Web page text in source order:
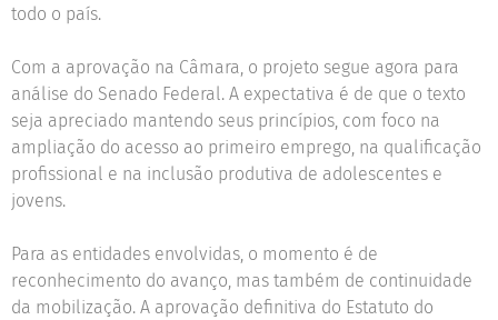
todo o país.
Com a aprovação na Câmara, o projeto segue agora para
análise do Senado Federal. A expectativa é de que o texto
seja apreciado mantendo seus princípios, com foco na
ampliação do acesso ao primeiro emprego, na qualificação
profissional e na inclusão produtiva de adolescentes e
jovens.
Para as entidades envolvidas, o momento é de
reconhecimento do avanço, mas também de continuidade
da mobilização. A aprovação definitiva do Estatuto do